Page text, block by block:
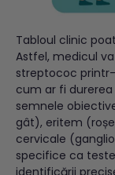
Tabloul clinic
Astfel, medicul
streptococ
cum ar fi
semnele
gât), eritem
cervicale
specifice ca
identificării